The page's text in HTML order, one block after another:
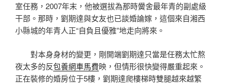
室任務，2007年末，他被選拔為那時黌舍最年青的副處級
干部。那時，劉期達與女友也已談婚論嫁，這個來自湘西
小縣城的年青人正“自負且優雅”地走向將來。
對本身身材的變更，剛開端劉期達只當是任務太忙熬
夜太多的反包養網車馬費映，但情形很快變得嚴重起來。
正在裝修的婚房位于5樓，劉期達爬樓梯時雙腿越來越繁